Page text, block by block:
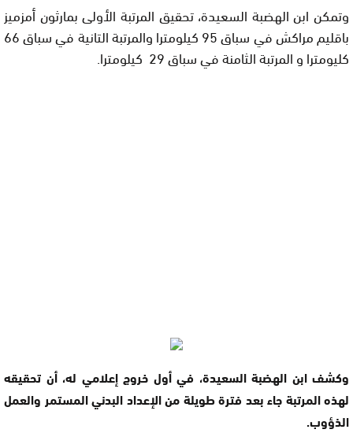
وتمكن ابن الهضبة السعيدة، تحقيق المرتبة الأولى بمارثون أمزميز
باقليم مراكش في سباق 95 كيلومترا والمرتبة التانية في سباق 66
كليومترا و المرتبة الثامنة في سباق 29 كيلومترا.
وكشف ابن الهضبة السعيدة، في أول خروج إعلامي له، أن تحقيقه
لهذه المرتبة جاء بعد فترة طويلة من الإعداد البدني المستمر والعمل
الذؤوب.